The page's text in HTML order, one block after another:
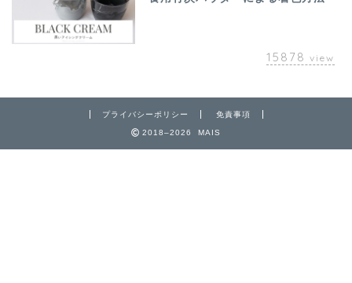
15878 view
プライバシーポリシー 免責事項
2018–2026 MAIS